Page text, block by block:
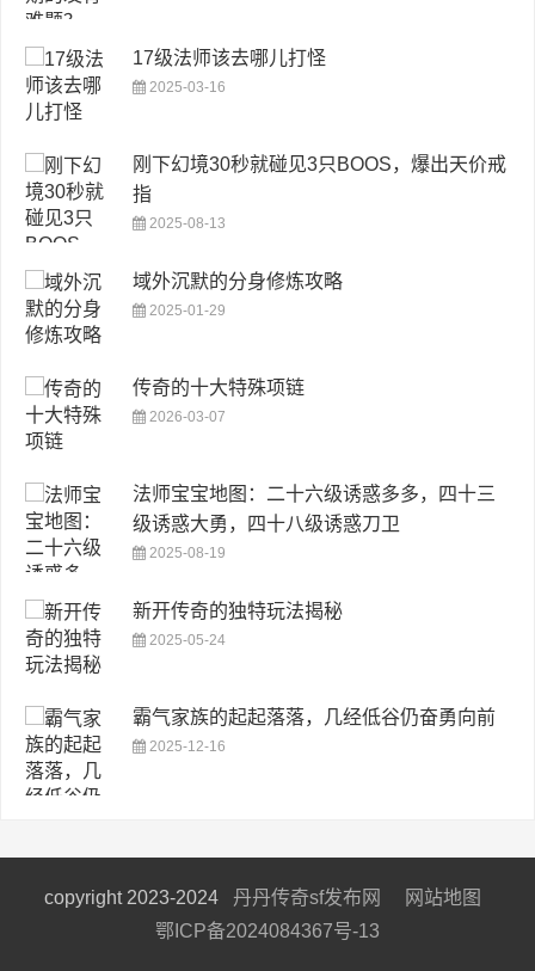
17级法师该去哪儿打怪
2025-03-16
刚下幻境30秒就碰见3只BOOS，爆出天价戒
指
2025-08-13
域外沉默的分身修炼攻略
2025-01-29
传奇的十大特殊项链
2026-03-07
法师宝宝地图：二十六级诱惑多多，四十三
级诱惑大勇，四十八级诱惑刀卫
2025-08-19
新开传奇的独特玩法揭秘
2025-05-24
霸气家族的起起落落，几经低谷仍奋勇向前
2025-12-16
copyright 2023-2024 丹丹传奇sf发布网
网站地图
鄂ICP备2024084367号-13